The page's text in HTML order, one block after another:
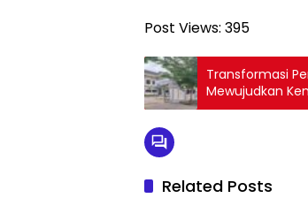
Post Views: 395
Transformasi
Mewujudkan
Related Posts